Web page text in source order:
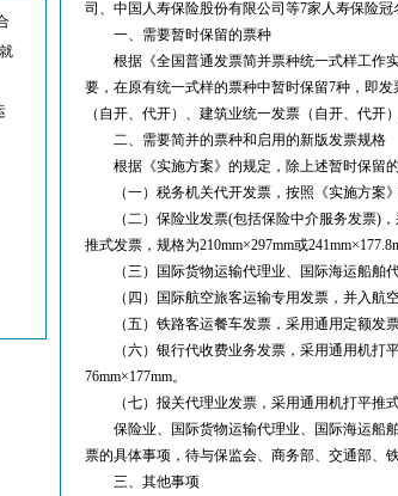
司、中国人寿保险股份有限公司等7家人寿保险
一、需要暂时保留的票种
根据《全国普通发票简并票种统一式样工作实
要，在原有统一式样的票种中暂时保留7种，即
（自开、代开）、建筑业统一发票（自开、代开
二、需要简并的票种和启用的新版发票规格
根据《实施方案》的规定，除上述暂时保留的
（一）税务机关代开发票，按照《实施方案》
（二）保险业发票(包括保险中介服务发票)，
推式发票，规格为210mm×297mm或
（三）国际货物运输代理业、国际海运船舶代
（四）国际航空旅客运输专用发票，并入航空
（五）铁路客运餐车发票，采用通用定额发票
（六）银行代收费业务发票，采用通用机打平
76mm×177mm。
（七）报关代理业发票，采用通用机打平推式
保险业、国际货物运输代理业、国际海运船舶
票的具体事项，待与保监会、商务部、交通部、
三、其他事项